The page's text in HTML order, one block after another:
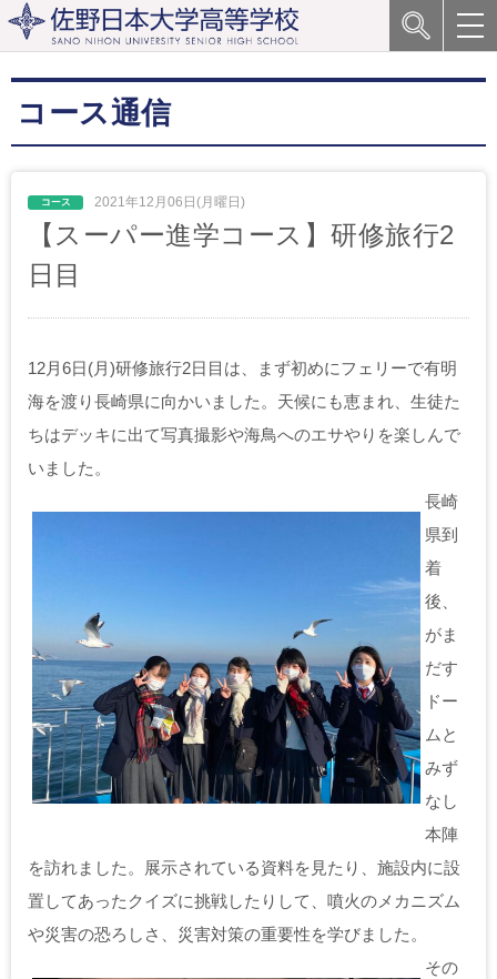
コース通信
2021年12月06日(月曜日)
【スーパー進学コース】研修旅行2
日目
12月6日(月)研修旅行2日目は、まず初めにフェリーで有明
海を渡り長崎県に向かいました。天候にも恵まれ、生徒た
ちはデッキに出て写真撮影や海鳥へのエサやりを楽しんで
いました。
長崎
県到
着
後、
がま
だす
ドー
ムと
みず
なし
本陣
を訪れました。展示されている資料を見たり、施設内に設
置してあったクイズに挑戦したりして、噴火のメカニズム
や災害の恐ろしさ、災害対策の重要性を学びました。
その